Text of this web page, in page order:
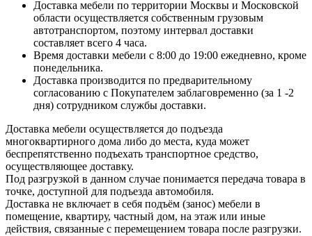
Доставка мебели по территории Москвы и Московской
области осуществляется собственным грузовым
автотранспортом, поэтому интервал доставки
составляет всего 4 часа.
Время доставки мебели с 8:00 до 19:00 ежедневно, кроме
понедельника.
Доставка производится по предварительному
согласованию с Покупателем заблаговременно (за 1 -2
дня) сотрудником службы доставки.
Доставка мебели осуществляется до подъезда
многоквартирного дома либо до места, куда может
беспрепятственно подъехать транспортное средство,
осуществляющее доставку.
Под разгрузкой в данном случае понимается передача товара в
точке, доступной для подъезда автомобиля.
Доставка не включает в себя подъём (занос) мебели в
помещение, квартиру, частный дом, на этаж или иные
действия, связанные с перемещением товара после разгрузки.